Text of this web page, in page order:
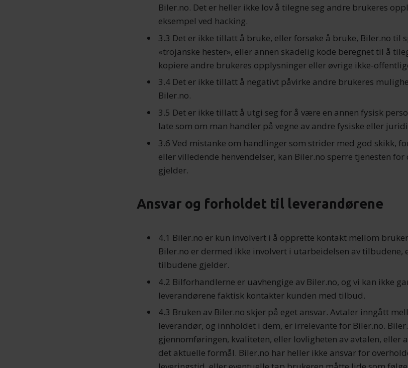
Biler.no. Det er heller ikke lov å tilegne seg andre brukeres
eksempel ved hacking.
3.3 Det er ikke tillatt å bruke, eller forsøke å bruke, Biler.no til
«trojanske hester», eller annen skadelig kode beregnet til å
kopiere andre brukeres opplysninger eller øvrige ikke-
3.4 Det er ikke tillatt å negativt påvirke andre brukeres
Biler.no.
3.5 Det er ikke tillatt å utgi seg for å være en annen fysisk
late som om man handler på vegne av andre fysiske eller
3.6 Ved mistanke om handlinger som strider med god skikk,
eller villedende henvendelser, kan Biler.no sperre tjenesten
gjelder.
Ansvar og forholdet til leverandørene
4.1 Biler.no er kun involvert i å opprette kontakt mellom
Biler.no er dermed ikke involvert i utarbeidelsen av tilbudene,
tilbudene gjelder.
4.2 Bilforhandlerne er uavhengige av Biler.no, og vi kan ikke
leverandørene faktisk kontakter kunden med tilbud.
4.3 Bruken av Biler.no skjer på eget ansvar. Avtaler inngått
leverandør, og innholdet i dem, er irrelevante for Biler.no.
gjennomføringen, kvaliteten, eller lovligheten av avtalen, eller
det aktuelle formål. Biler.no har heller ikke ansvar for